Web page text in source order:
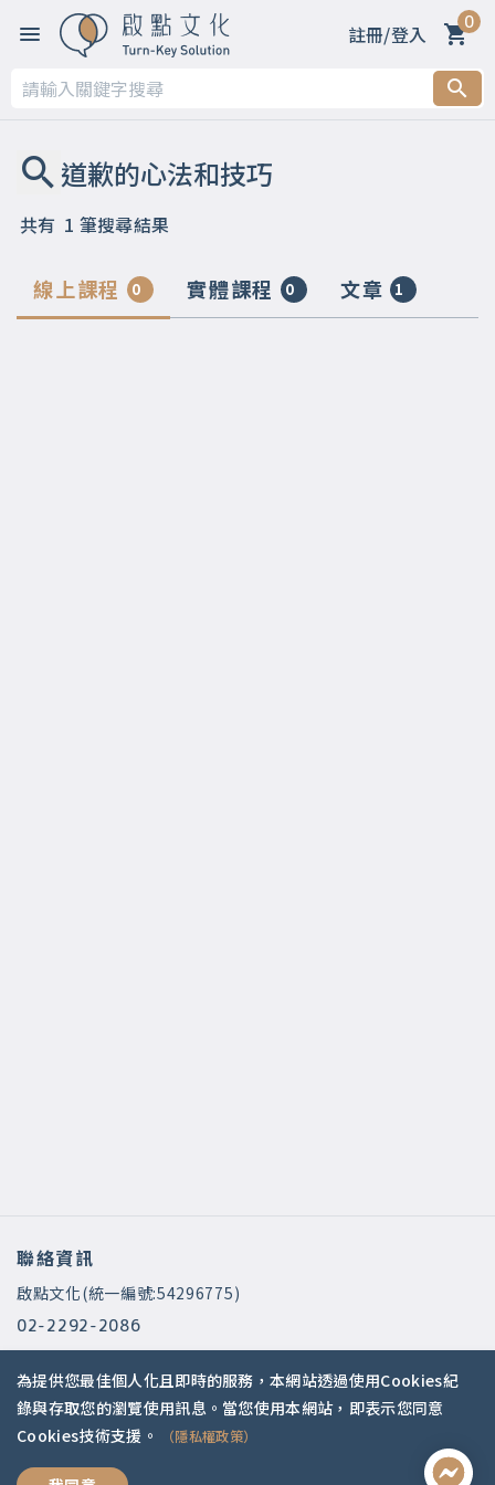
註冊/登入 0
共有 1 筆搜尋結果
線上課程 0 實體課程 0 文章 1
聯絡資訊
啟點文化(統一編號:54296775)
02-2292-2086
service@koob.com.tw
服務時間
週一至週五 10:00-18:00
國定假日公休
為提供您最佳個人化且即時的服務，本網站透過使用Cookies紀
錄與存取您的瀏覽使用訊息。當您使用本網站，即表示您同意
Cookies技術支援。
（隱私權政策）